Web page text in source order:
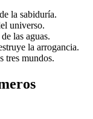
la sabiduría.
universo.
las aguas.
la arrogancia.
tres mundos.